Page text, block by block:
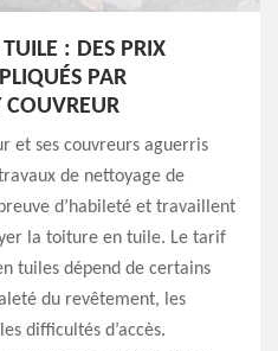
: DES PRIX
PAR
COUVREUR
et ses couvreurs aguerris
de nettoyage de
d’habileté et travaillent
la toiture en tuile. Le tarif
tuiles dépend de certains
du revêtement, les
difficultés d’accès.